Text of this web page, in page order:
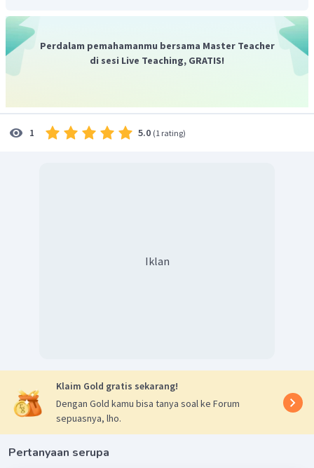
Perdalam pemahamanmu bersama Master Teacher
di sesi Live Teaching, GRATIS!
1 5.0 (1 rating)
Iklan
Klaim Gold gratis sekarang!
Dengan Gold kamu bisa tanya soal ke Forum
sepuasnya, lho.
Pertanyaan serupa